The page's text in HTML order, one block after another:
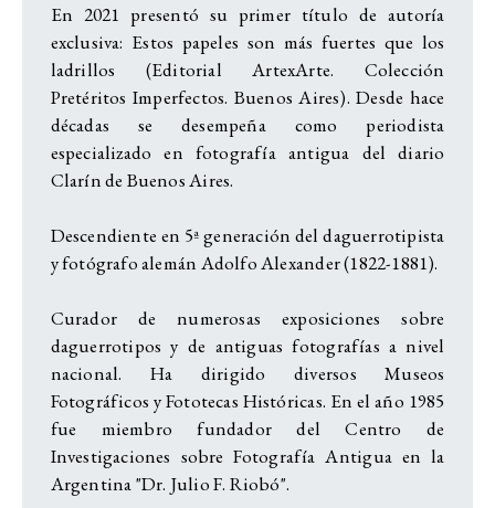
En 2021 presentó su primer título de autoría
exclusiva: Estos papeles son más fuertes que los
ladrillos (Editorial ArtexArte. Colección
Pretéritos Imperfectos. Buenos Aires). Desde hace
décadas se desempeña como periodista
especializado en fotografía antigua del diario
Clarín de Buenos Aires.
Descendiente en 5ª generación del daguerrotipista
y fotógrafo alemán Adolfo Alexander (1822-1881).
Curador de numerosas exposiciones sobre
daguerrotipos y de antiguas fotografías a nivel
nacional. Ha dirigido diversos Museos
Fotográficos y Fototecas Históricas. En el año 1985
fue miembro fundador del Centro de
Investigaciones sobre Fotografía Antigua en la
Argentina "Dr. Julio F. Riobó".